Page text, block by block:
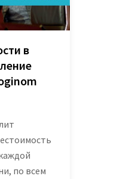
в
по всем